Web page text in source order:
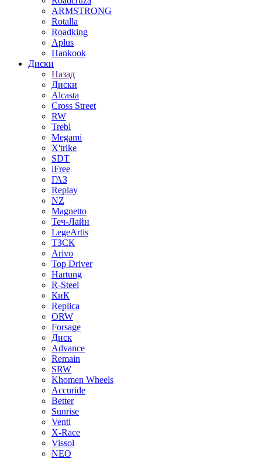
ARMSTRONG
Rotalla
Roadking
Aplus
Hankook
Диски
Назад
Диски
Alcasta
Cross Street
RW
Trebl
Megami
X'trike
SDT
iFree
ГАЗ
Replay
NZ
Magnetto
Теч-Лайн
LegeArtis
ТЗСК
Arivo
Top Driver
Hartung
R-Steel
КиК
Replica
ORW
Forsage
Диск
Advance
Remain
SRW
Khomen Wheels
Accuride
Better
Sunrise
Venti
X-Race
Vissol
NEO